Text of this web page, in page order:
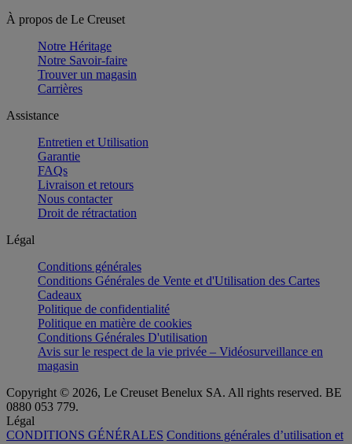
À propos de Le Creuset
Notre Héritage
Notre Savoir-faire
Trouver un magasin
Carrières
Assistance
Entretien et Utilisation
Garantie
FAQs
Livraison et retours
Nous contacter
Droit de rétractation
Légal
Conditions générales
Conditions Générales de Vente et d'Utilisation des Cartes
Cadeaux
Politique de confidentialité
Politique en matière de cookies
Conditions Générales D'utilisation
Avis sur le respect de la vie privée – Vidéosurveillance en
magasin
Copyright © 2026, Le Creuset Benelux SA. All rights reserved. BE
0880 053 779.
Légal
CONDITIONS GÉNÉRALES Conditions générales d’utilisation et